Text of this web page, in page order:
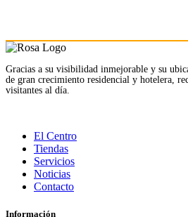
Gracias a su visibilidad inmejorable y su
de gran crecimiento residencial y hotelera,
visitantes al día.
El Centro
Tiendas
Servicios
Noticias
Contacto
Información